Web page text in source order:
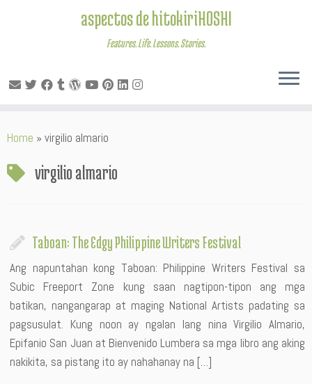
to
aspectos de hitokiriHOSHI
Features. Life. Lessons. Stories.
Home » virgilio almario
virgilio almario
Taboan: The Edgy Philippine Writers Festival
Ang napuntahan kong Taboan: Philippine Writers Festival sa
Subic Freeport Zone kung saan nagtipon-tipon ang mga
batikan, nangangarap at maging National Artists padating sa
pagsusulat. Kung noon ay ngalan lang nina Virgilio Almario,
Epifanio San Juan at Bienvenido Lumbera sa mga libro ang aking
nakikita, sa pistang ito ay nahahanay na […]